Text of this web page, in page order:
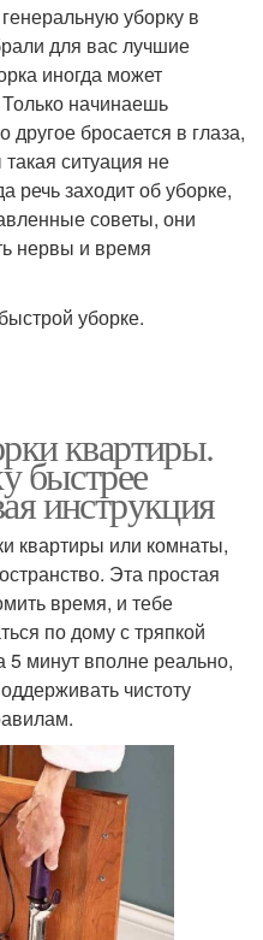
уборку в
для вас лучшие
иногда может
начинаешь
другое бросается в глаза,
такая ситуация не
речь заходит об уборке,
советы, они
нервы и время
уборке.
квартиры.
быстрее
инструкция
квартиры или комнаты,
Эта простая
время, и тебе
по дому с тряпкой
минут вполне реально,
чистоту